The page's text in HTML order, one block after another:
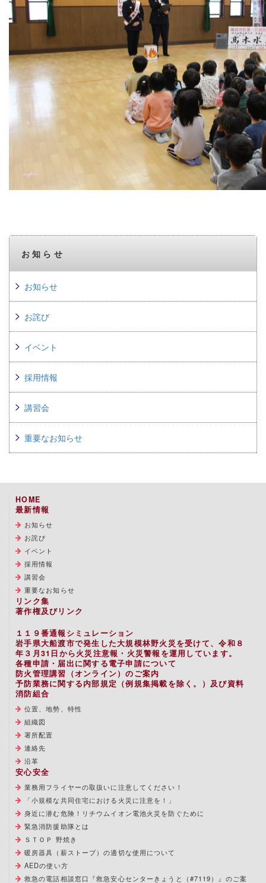
お知らせ
お知らせ
お詫び
イベント
採用情報
講習会
重要なお知らせ
HOME
最新情報
お知らせ
お詫び
イベント
採用情報
講習会
重要なお知らせ
リンク集
著作権及びリンク
１１９番通報シミュレーション
岩手県大船渡市で発生した大規模林野火災を受けて、令和８
年３月31日から火災注意報・火災警報を運用しています。
各種申請・届出に関する電子申請について
防火管理講習（オンライン）のご案内
予防業務に関する内部規定（例規集掲載を除く。）及び資料
消防組合
位置、地勢、特性
組織図
署所配置
連絡先
沿革
安心安全
業務用フライヤーの取扱いに注意してください！
「小規模な共同住宅における火災に注意を！」
身近に潜む危険！リチウムイオン電池火災を防ぐために
緊急消防援助隊とは
ＳＴＯＰ 野焼き
暖房器具（薪ストーブ）の適切な使用について
AEDの使い方
救急の電話相談窓口『救急安心センターきょうと（#7119）』のご案